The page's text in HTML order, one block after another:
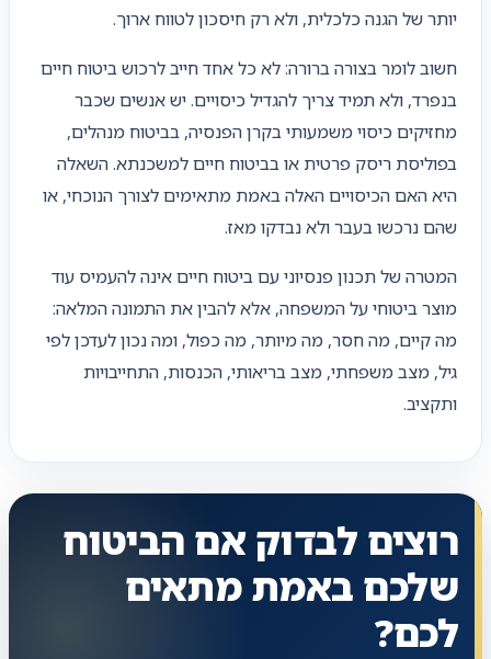
יותר של הגנה כלכלית, ולא רק חיסכון לטווח ארוך.
חשוב לומר בצורה ברורה: לא כל אחד חייב לרכוש ביטוח חיים
בנפרד, ולא תמיד צריך להגדיל כיסויים. יש אנשים שכבר
מחזיקים כיסוי משמעותי בקרן הפנסיה, בביטוח מנהלים,
בפוליסת ריסק פרטית או בביטוח חיים למשכנתא. השאלה
היא האם הכיסויים האלה באמת מתאימים לצורך הנוכחי, או
שהם נרכשו בעבר ולא נבדקו מאז.
המטרה של תכנון פנסיוני עם ביטוח חיים אינה להעמיס עוד
מוצר ביטוחי על המשפחה, אלא להבין את התמונה המלאה:
מה קיים, מה חסר, מה מיותר, מה כפול, ומה נכון לעדכן לפי
גיל, מצב משפחתי, מצב בריאותי, הכנסות, התחייבויות
ותקציב.
רוצים לבדוק אם הביטוח
שלכם באמת מתאים
לכם?